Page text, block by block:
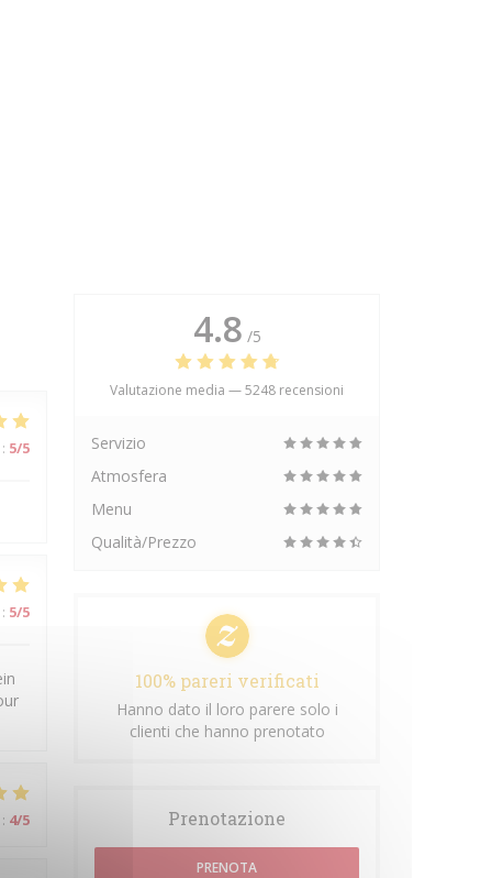
: 5/5
: 5/5
: 4/5
4.8 /5
Valutazione media —5248 recensioni
Servizio
Atmosfera
Menu
Qualità/Prezzo
100% pareri verificati
Hanno dato il loro parere solo i
clienti che hanno prenotato
Prenotazione
PRENOTA